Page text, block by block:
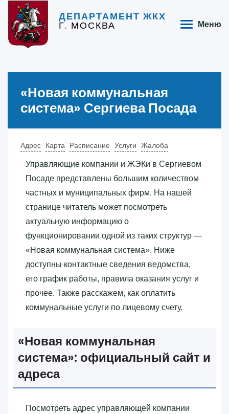
ДЕПАРТАМЕНТ ЖКХ
Г. МОСКВА Меню
«‎Новая коммунальная
система»‎ Сергиева Посада
Адрес Карта Расписание Услуги Жалоба
Управляющие компании и ЖЭКи в Сергиевом
Посаде представлены большим количеством
частных и муниципальных фирм. На нашей
странице читатель может посмотреть
актуальную информацию о
функционировании одной из таких структур —
«‎Новая коммунальная система»‎. Ниже
доступны контактные сведения ведомства,
его график работы, правила оказания услуг и
прочее. Также расскажем, как оплатить
коммунальные услуги по лицевому счету.
«‎Новая коммунальная
система»‎: официальный сайт и
адреса
Посмотреть адрес управляющей компании